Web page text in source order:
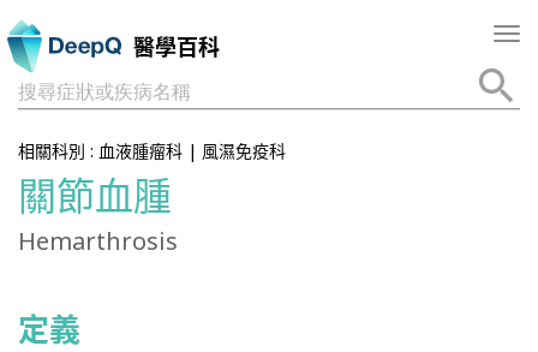
醫學百科
搜尋症狀或疾病名稱
相關科別 : 血液腫瘤科 | 風濕免疫科
關節血腫
Hemarthrosis
定義